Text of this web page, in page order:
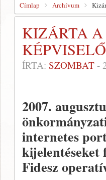
Címlap Archívum
KIZÁRTA
ÍRTA: SZOMBAT -
2007.
internetes
Fidesz